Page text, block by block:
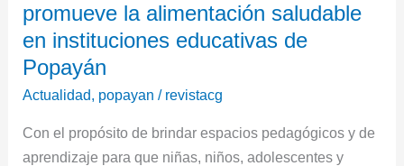
promueve la alimentación saludable
en instituciones educativas de
Popayán
Actualidad, popayan / revistacg
Con el propósito de brindar espacios pedagógicos y de
aprendizaje para que niñas, niños, adolescentes y
se
promueve
la
alimentación
en
instituciones